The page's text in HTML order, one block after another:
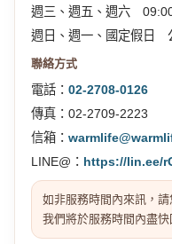
週三、週五、週六
週日、週一、國定假日
聯絡方式
電話： 02-2708-0126
傳真：02-2709-2223
信箱：
LINE@： https://lin.ee/
如非服務時間內來訊，
我們將於服務時間內盡快